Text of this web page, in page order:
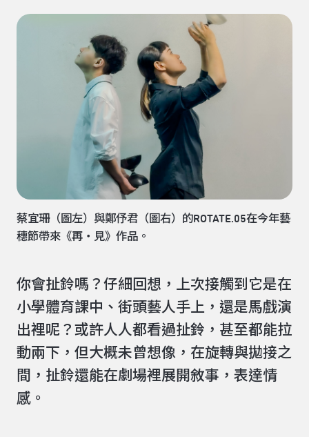
蔡宜珊（圖左）與鄭伃君（圖右）的ROTATE.05在今年藝
穗節帶來《再・見》作品。
你會扯鈴嗎？仔細回想，上次接觸到它是在
小學體育課中、街頭藝人手上，還是馬戲演
出裡呢？或許人人都看過扯鈴，甚至都能拉
動兩下，但大概未曾想像，在旋轉與拋接之
間，扯鈴還能在劇場裡展開敘事，表達情
感。